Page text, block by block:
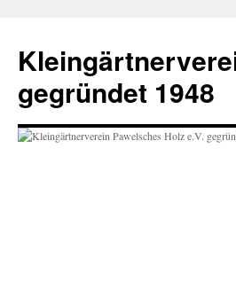
springen
gegründet 1948